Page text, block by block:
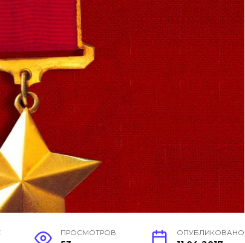
ПРОСМОТРОВ ОПУБЛИКОВАНО